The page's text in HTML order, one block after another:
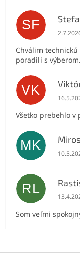
SF
Chválim
poradili s výberom.
VK
Všetko prebehlo v
MK
RL
Som veľmi